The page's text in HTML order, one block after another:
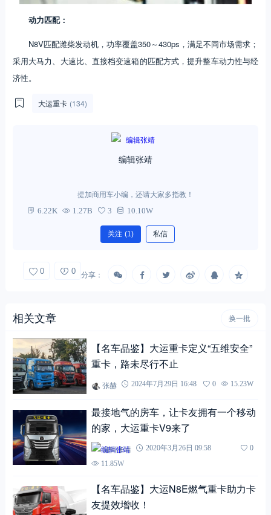
动力匹配：
N8V匹配潍柴发动机，功率覆盖350～430ps，满足不同市场需求；
采用大马力、大速比、直接档变速箱的匹配方式，提升整车动力性与经
济性。
大运重卡 (134)
编辑张靖
提加商用车小编，还请大家多指教！
6.22K 1.27B 3 10.10W
关注 (1) 私信
0 0 分享：
相关文章 换一批
【名车品鉴】大运重卡定义“五维安全”
重卡，路未尽行不止
张赫 2024年7月29日 16:48 0 15.23W
最接地气的房车，让卡友拥有一个移动
的家，大运重卡V9来了
编辑张靖 2020年3月26日 09:58
0
11.85W
【名车品鉴】大运N8E燃气重卡助力卡
友提效增收！